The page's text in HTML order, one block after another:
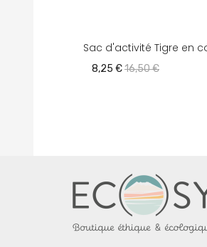
Sac d'activité Tigre en
8,25 €16,50 €